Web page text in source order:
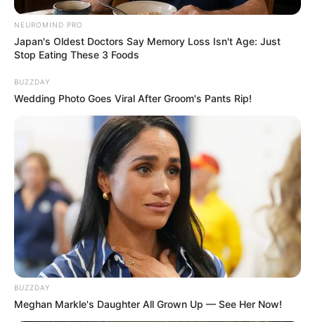
NEUROMIND PRO
Japan's Oldest Doctors Say Memory Loss Isn't Age: Just
Stop Eating These 3 Foods
BUZZDAY
Wedding Photo Goes Viral After Groom's Pants Rip!
BUZZDAY
Meghan Markle's Daughter All Grown Up — See Her Now!